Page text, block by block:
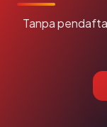
Tanpa